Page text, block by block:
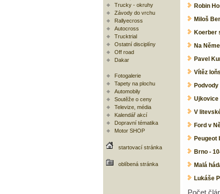
Trucky - okruhy
Závody do vrchu
Rallyecross
Autocross
Trucktrial
Ostatní disciplíny
Off road
Dakar
Fotogalerie
Tapety na plochu
Automobily
Soutěže o ceny
Televize, média
Kalendář akcí
Dopravní tématika
Motor SHOP
startovací stránka
oblíbená stránka
Robin
Miloš
Koerber
Na
Pavel
Vítěz
Ujkovice
V
Ford v
Peugeot
Brno -
Malá
Lukáše
Počet